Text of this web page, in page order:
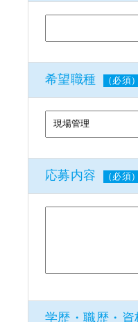
希望職種 （必須）
応募内容 （必須）
学歴・職歴・